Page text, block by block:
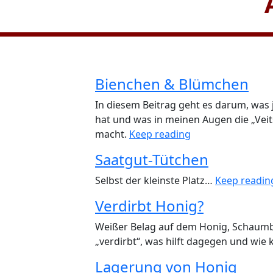
Bienchen & Blümchen
In diesem Beitrag geht es darum,
hat und was in meinen Augen die
macht. Keep reading
Saatgut-Tütchen
Selbst der kleinste Platz… Keep
Verdirbt Honig?
Weißer Belag auf dem Honig,
„verdirbt“, was hilft dagegen und
Lagerung von Honig